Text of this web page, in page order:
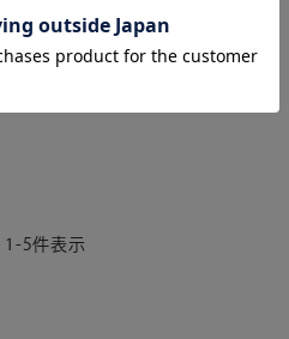
1 -5件表示